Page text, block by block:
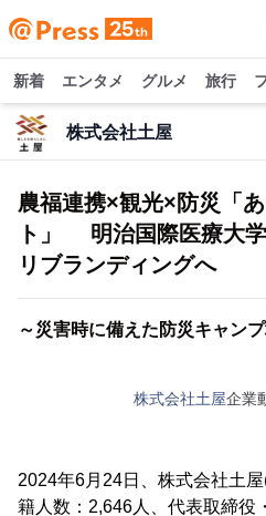
新着 エンタメ グルメ 旅行
株式会社土屋
農福連携×観光×防災「
ト」 明治国際医療大学
リブランディングへ
～災害時に備えた防災キャン
株式会社土屋企業
2024年6月24日、株式会社土
籍人数：2,646人、代表取締役